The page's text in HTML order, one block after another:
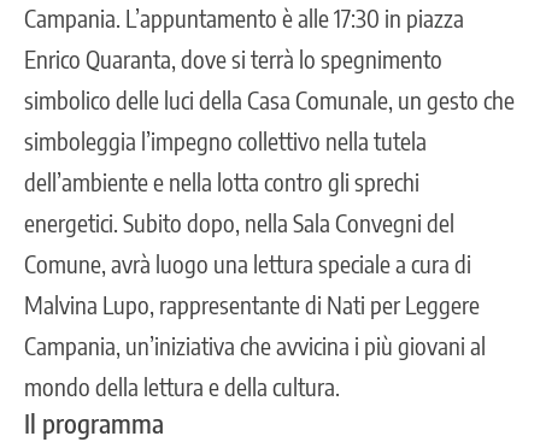
Campania. L’appuntamento è alle 17:30 in piazza
Enrico Quaranta, dove si terrà lo spegnimento
simbolico delle luci della Casa Comunale, un gesto che
simboleggia l’impegno collettivo nella tutela
dell’ambiente e nella lotta contro gli sprechi
energetici. Subito dopo, nella Sala Convegni del
Comune, avrà luogo una lettura speciale a cura di
Malvina Lupo, rappresentante di Nati per Leggere
Campania, un’iniziativa che avvicina i più giovani al
mondo della lettura e della cultura.
Il programma